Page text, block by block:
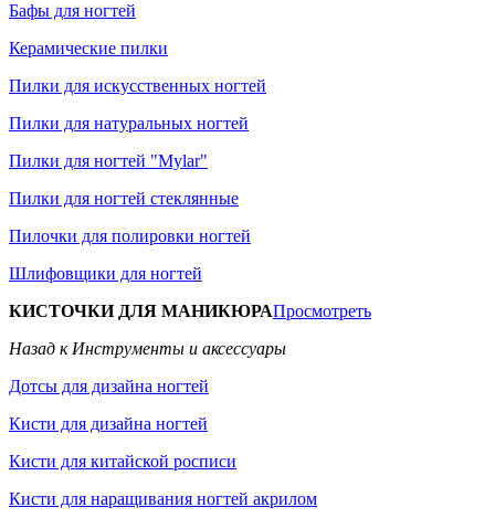
Бафы для ногтей
Керамические пилки
Пилки для искусственных ногтей
Пилки для натуральных ногтей
Пилки для ногтей "Mylar"
Пилки для ногтей стеклянные
Пилочки для полировки ногтей
Шлифовщики для ногтей
КИСТОЧКИ ДЛЯ МАНИКЮРАПросмотреть
Назад к Инструменты и аксессуары
Дотсы для дизайна ногтей
Кисти для дизайна ногтей
Кисти для китайской росписи
Кисти для наращивания ногтей акрилом